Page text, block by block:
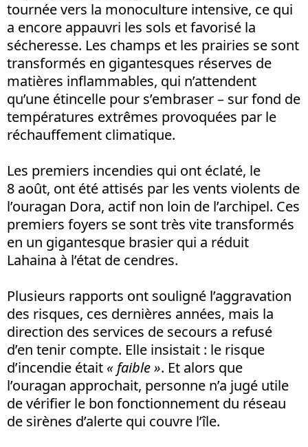
tournée vers la monoculture intensive, ce qui
a encore appauvri les sols et favorisé la
sécheresse. Les champs et les prairies se sont
transformés en gigantesques réserves de
matières inflammables, qui n’attendent
qu’une étincelle pour s’embraser – sur fond de
températures extrêmes provoquées par le
réchauffement climatique.
Les premiers incendies qui ont éclaté, le
8 août, ont été attisés par les vents violents de
l’ouragan Dora, actif non loin de l’archipel. Ces
premiers foyers se sont très vite transformés
en un gigantesque brasier qui a réduit
Lahaina à l’état de cendres.
Plusieurs rapports ont souligné l’aggravation
des risques, ces dernières années, mais la
direction des services de secours a refusé
d’en tenir compte. Elle insistait : le risque
d’incendie était « faible ». Et alors que
l’ouragan approchait, personne n’a jugé utile
de vérifier le bon fonctionnement du réseau
de sirènes d’alerte qui couvre l’île.